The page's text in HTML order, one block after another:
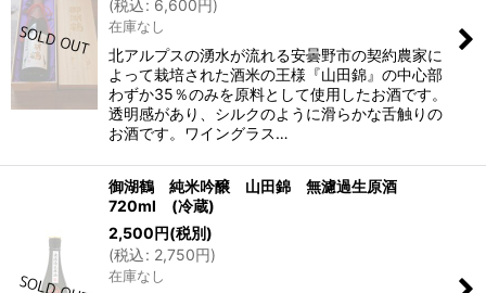
(税込: 6,600円)
在庫なし
北アルプスの湧水が流れる安曇野市の契約農家に
よって栽培された酒米の王様『山田錦』の中心部
わずか35％のみを原料として使用したお酒です。
透明感があり、シルクのように滑らかな舌触りの
お酒です。ワイングラス…
御湖鶴 純米吟醸 山田錦 無濾過生原酒
720ml (冷蔵)
2,500円(税別)
(税込: 2,750円)
在庫なし